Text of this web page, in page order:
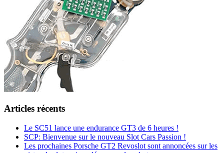
Articles récents
Le SC51 lance une endurance GT3 de 6 heures !
SCP: Bienvenue sur le nouveau Slot Cars Passion !
Les prochaines Porsche GT2 Revoslot sont annoncées sur les